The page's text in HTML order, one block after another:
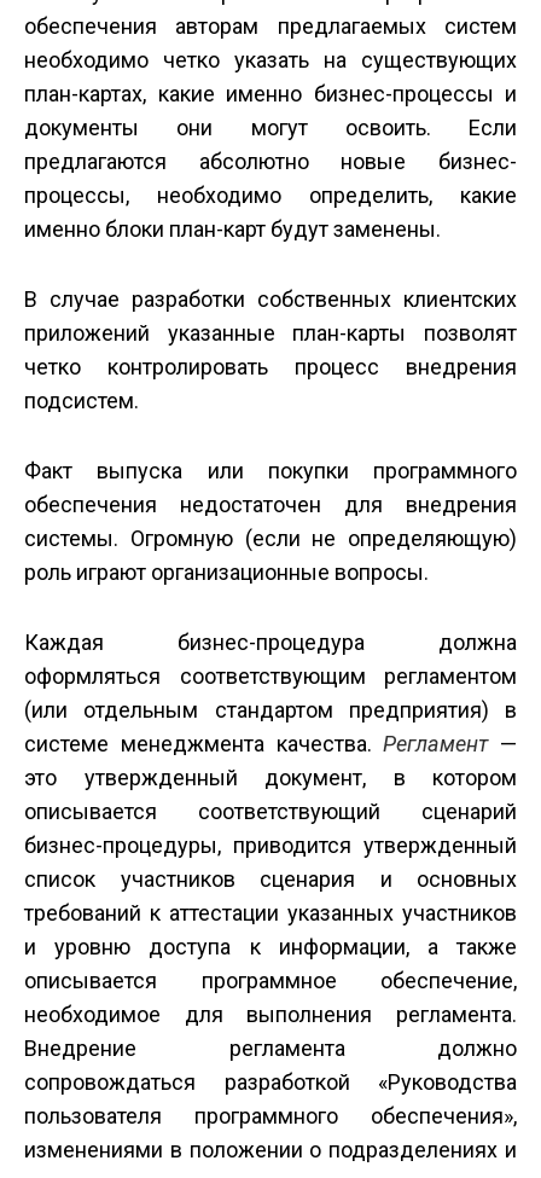
обеспечения авторам предлагаемых систем
необходимо четко указать на существующих
план-картах, какие именно бизнес-процессы и
документы они могут освоить. Если
предлагаются абсолютно новые бизнес-
процессы, необходимо определить, какие
именно блоки план-карт будут заменены.
В случае разработки собственных клиентских
приложений указанные план-карты позволят
четко контролировать процесс внедрения
подсистем.
Факт выпуска или покупки программного
обеспечения недостаточен для внедрения
системы. Огромную (если не определяющую)
роль играют организационные вопросы.
Каждая бизнес-процедура должна
оформляться соответствующим регламентом
(или отдельным стандартом предприятия) в
системе менеджмента качества.Регламент—
это утвержденный документ, в котором
описывается соответствующий сценарий
бизнес-процедуры, приводится утвержденный
список участников сценария и основных
требований к аттестации указанных участников
и уровню доступа к информации, а также
описывается программное обеспечение,
необходимое для выполнения регламента.
Внедрение регламента должно
сопровождаться разработкой «Руководства
пользователя программного обеспечения»,
изменениями в положении о подразделениях и